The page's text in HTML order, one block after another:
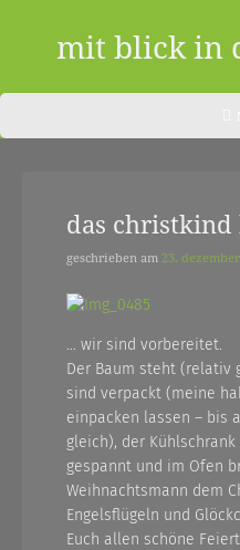
mit blick in
blog
dem
odenwald
zwischendurch
nebenher…
das
geschrieben am 23.
… wir sind vorbereitet.
Der Baum steht (relativ
sind verpackt (meine
einpacken lassen – bis
gleich), der
gespannt und im Ofen
Weihnachtsmann dem
Engelsflügeln und
Euch allen schöne